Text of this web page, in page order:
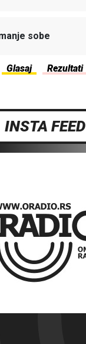
sobe
INSTA FEED